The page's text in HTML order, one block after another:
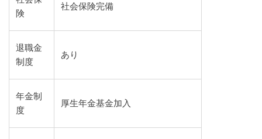
険
社会保険完備
退職金
制度
あり
年金制
度
厚生年金基金加入